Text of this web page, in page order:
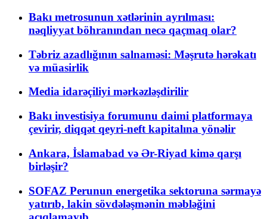
Bakı metrosunun xətlərinin ayrılması:
nəqliyyat böhranından necə qaçmaq olar?
Təbriz azadlığının salnaməsi: Məşrutə hərəkatı
və müasirlik
Media idarəçiliyi mərkəzləşdirilir
Bakı investisiya forumunu daimi platformaya
çevirir, diqqət qeyri-neft kapitalına yönəlir
Ankara, İslamabad və Ər-Riyad kimə qarşı
birləşir?
SOFAZ Perunun energetika sektoruna sərmayə
yatırıb, lakin sövdələşmənin məbləğini